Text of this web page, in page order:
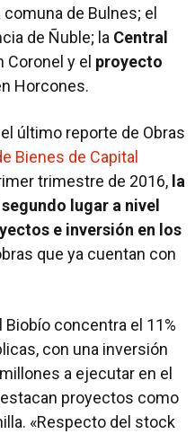
comuna de Bulnes; el
de Ñuble; la Central
Coronel y el proyecto
Horcones.
último reporte de Obras
Bienes de Capital
trimestre de 2016, la
lugar a nivel
e inversión en los
que ya cuentan con
concentra el 11%
con una inversión
a ejecutar en el
proyectos como
«Respecto del stock